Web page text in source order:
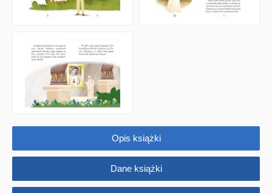
Albumy pamiątkowe
Baśnie, bajki
Cecylka Knedelek
Dyplomy dla dzieci
Encyklopedie, leksykony
Edukacja przyrodnicza - Życie bez granic
Opis książki
Dane książki